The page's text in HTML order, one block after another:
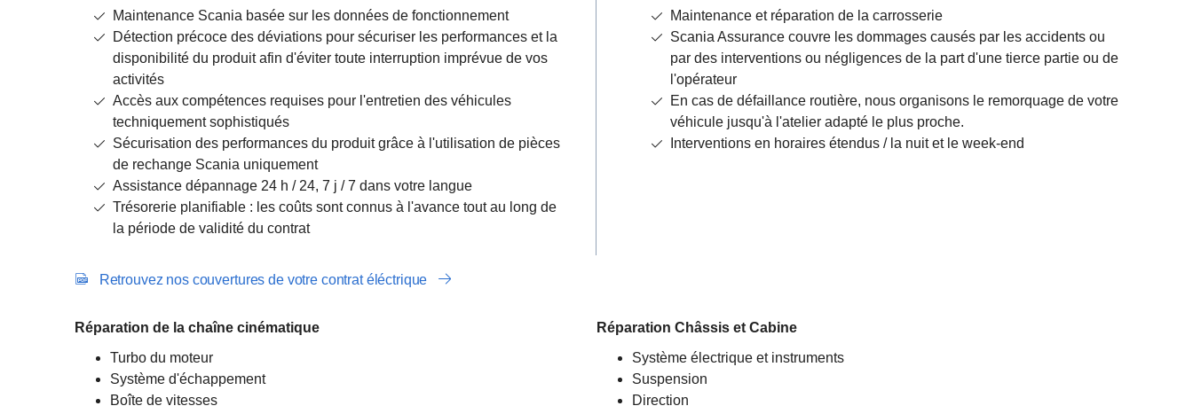
Maintenance Scania basée sur les données de fonctionnement
Détection précoce des déviations pour sécuriser les performances et la
disponibilité du produit afin d'éviter toute interruption imprévue de vos
activités
Accès aux compétences requises pour l'entretien des véhicules
techniquement sophistiqués
Sécurisation des performances du produit grâce à l'utilisation de pièces
de rechange Scania uniquement
Assistance dépannage 24 h / 24, 7 j / 7 dans votre langue
Trésorerie planifiable : les coûts sont connus à l'avance tout au long de
la période de validité du contrat
Maintenance et réparation de la carrosserie
Scania Assurance couvre les dommages causés par les accidents ou
par des interventions ou négligences de la part d'une tierce partie ou de
l'opérateur
En cas de défaillance routière, nous organisons le remorquage de votre
véhicule jusqu'à l'atelier adapté le plus proche.
Interventions en horaires étendus / la nuit et le week-end
Retrouvez nos couvertures de votre contrat éléctrique
Réparation de la chaîne cinématique
Turbo du moteur
Système d'échappement
Boîte de vitesses
Réparation Châssis et Cabine
Système électrique et instruments
Suspension
Direction